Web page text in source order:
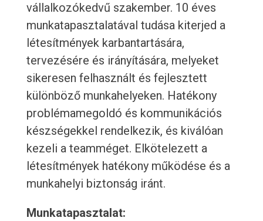
vállalkozókedvű szakember. 10 éves
munkatapasztalatával tudása kiterjed a
létesítmények karbantartására,
tervezésére és irányítására, melyeket
sikeresen felhasznált és fejlesztett
különböző munkahelyeken. Hatékony
problémamegoldó és kommunikációs
készségekkel rendelkezik, és kiválóan
kezeli a teamméget. Elkötelezett a
létesítmények hatékony működése és a
munkahelyi biztonság iránt.
Munkatapasztalat: